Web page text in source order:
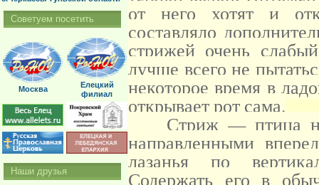
от него хотят и
составляло
стрижей очень
лучше всего не
некоторое время в
открывает рот сама.
Стриж — птица
направленными
лазанья по
Содержать его в
Советуем посетить
Москва
Елецкий
филиал
Наши друзья